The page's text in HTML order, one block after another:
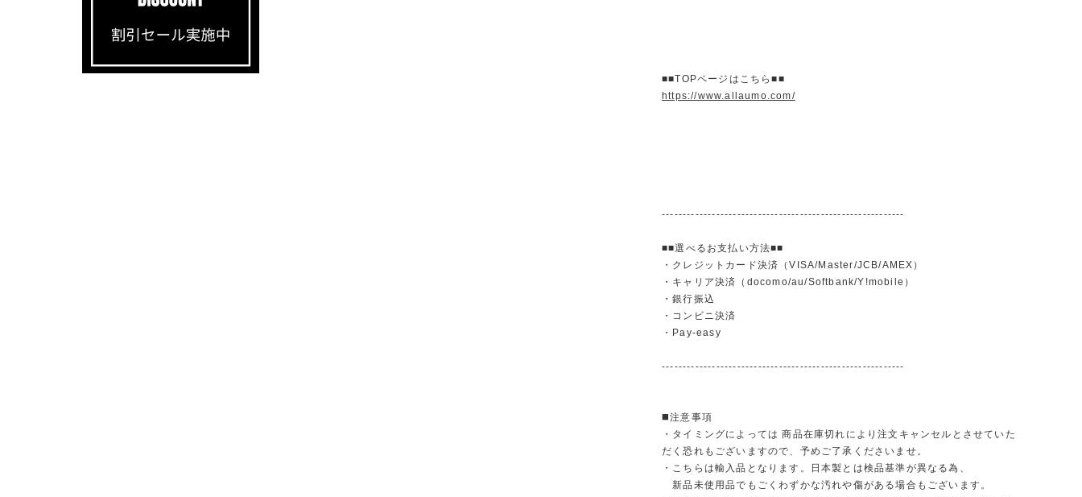
■■TOPページはこちら■■
https://www.allaumo.com/
----------------------------------------------------------
■■選べるお支払い方法■■
・クレジットカード決済（VISA/Master/JCB/AMEX）
・キャリア決済（docomo/au/Softbank/Y!mobile）
・銀行振込
・コンビニ決済
・Pay-easy
----------------------------------------------------------
◼️注意事項
・タイミングによっては 商品在庫切れにより注文キャンセルとさせていた
だく恐れもございますので、予めご了承くださいませ。
・こちらは輸入品となります。日本製とは検品基準が異なる為、
新品未使用品でもごくわずかな汚れや傷がある場合もございます。